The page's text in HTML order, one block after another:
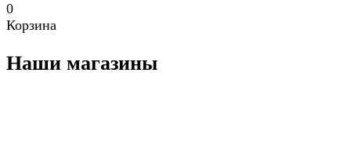
0
Корзина
Наши магазины